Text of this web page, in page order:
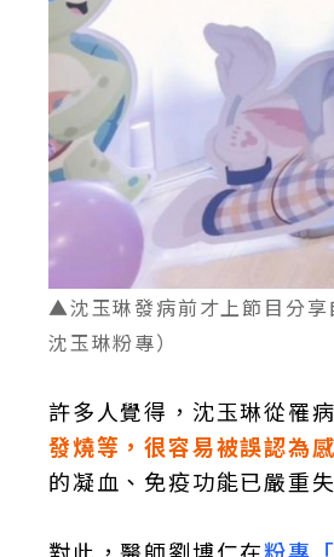
▲沈玉琳發病前才上節目分享
沈玉琳粉專）
許多人覺得，沈玉琳從罹
發燒等，很容易被誤認為
的凝血、免疫功能已嚴重